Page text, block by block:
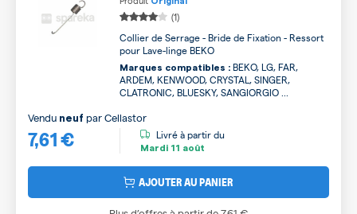
(1)
Collier de Serrage - Bride de Fixation - Ressort
pour Lave-linge BEKO
Marques compatibles : BEKO, LG, FAR,
ARDEM, KENWOOD, CRYSTAL, SINGER,
CLATRONIC, BLUESKY, SANGIORGIO ...
7,61 €
Vendu neuf parCellastor
Livré à partir du
Mardi 11 août
AJOUTER AU PANIER